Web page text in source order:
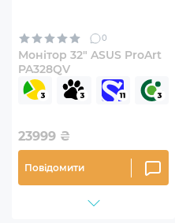
0
Монітор 32" ASUS ProArt
PA328QV
23999 ₴
Повідомити